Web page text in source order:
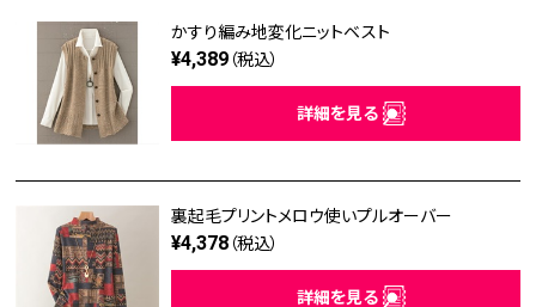
かすり編み地変化ニットベスト
¥4,389 （税込）
詳細を見る
裏起毛プリントメロウ使いプルオーバー
¥4,378 （税込）
詳細を見る